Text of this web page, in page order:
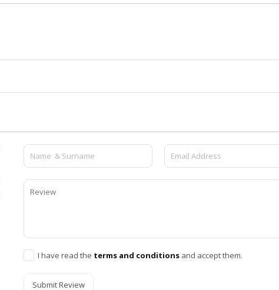
I have read the terms and conditions and accept them.
Submit Review